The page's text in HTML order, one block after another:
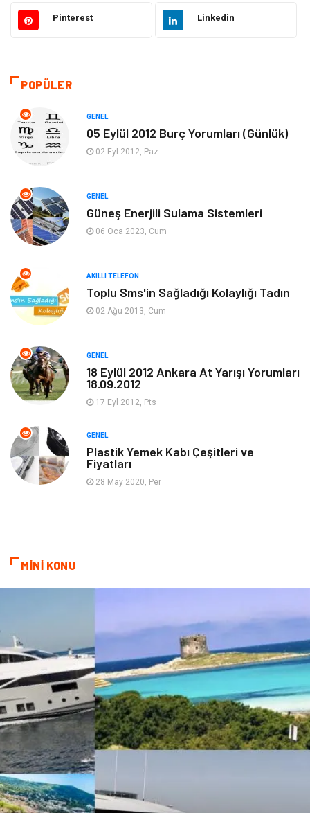
Ülkemizden Haberler Politika & Siyaset
Akıllı Telefon
Soru-Cevap
Ekonomi
Elektrik Elektronik
Tanıtıcı Reklam Alışveriş
Dekorasyon Tatil
Makine
Güzellik & Bakım
Organizasyon
Hizmet
Aksesuar
Pinterest Linkedin
POPÜLER
GENEL
05 Eylül 2012 Burç Yorumları (Günlük)
02 Eyl 2012, Paz
GENEL
Güneş Enerjili Sulama Sistemleri
06 Oca 2023, Cum
AKILLI TELEFON
Toplu Sms'in Sağladığı Kolaylığı Tadın
02 Ağu 2013, Cum
GENEL
18 Eylül 2012 Ankara At Yarışı Yorumları
18.09.2012
17 Eyl 2012, Pts
GENEL
Plastik Yemek Kabı Çeşitleri ve
Fiyatları
28 May 2020, Per
MİNİ KONU